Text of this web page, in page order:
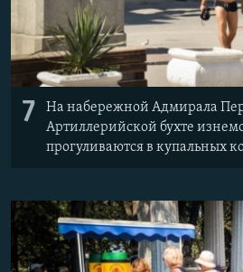
7
На набережной Адмирала
Артиллерийской бухте
прогуливаются в купальных